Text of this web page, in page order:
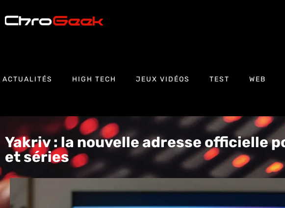
ACTUALITÉS HIGH TECH JEUX VIDÉOS TEST WEB
Yakriv : la nouvelle adresse officielle
et séries